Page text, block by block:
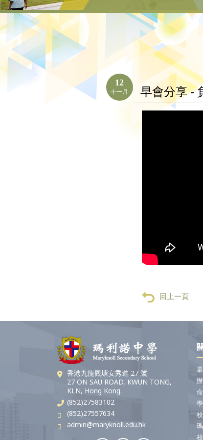
12
十一月 早會分享 -
回上一頁
香港九龍觀塘安秀道 27 號
27 ON SAU ROAD, KWUN TONG,
KLN, Hong Kong.
(852)27583102
(852)27557634
admin@maryknoll.edu.hk
命